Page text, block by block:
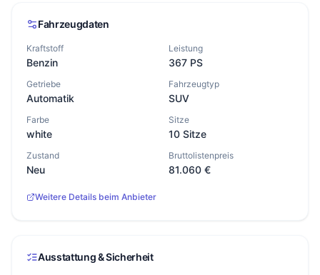
Fahrzeugdaten
Kraftstoff
Benzin
Leistung
367 PS
Getriebe
Automatik
Fahrzeugtyp
SUV
Farbe
white
Sitze
10 Sitze
Zustand
Neu
Bruttolistenpreis
81.060 €
Weitere Details beim Anbieter
Ausstattung & Sicherheit